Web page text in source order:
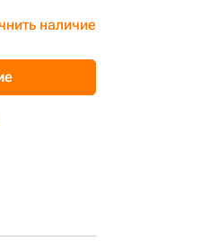
наличие